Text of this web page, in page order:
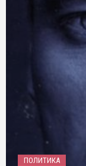
ПОЛИТИКА